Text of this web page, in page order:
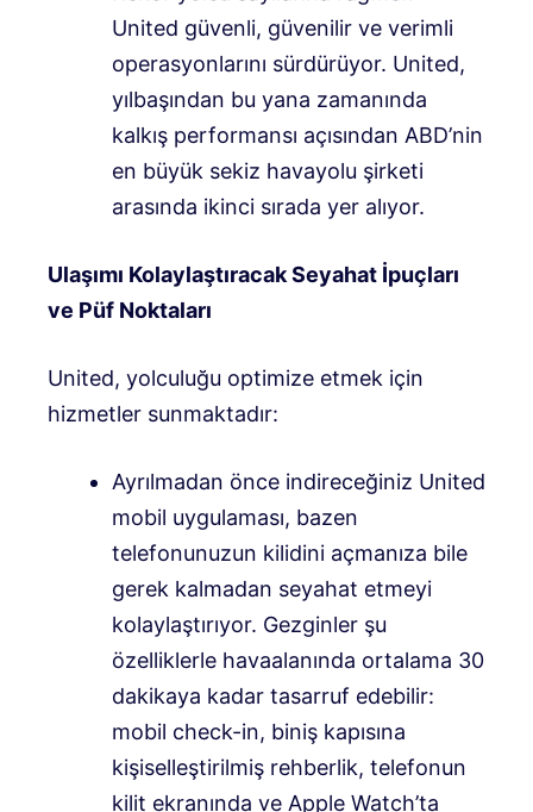
United güvenli, güvenilir ve verimli
operasyonlarını sürdürüyor. United,
yılbaşından bu yana zamanında
kalkış performansı açısından ABD’nin
en büyük sekiz havayolu şirketi
arasında ikinci sırada yer alıyor.
Ulaşımı Kolaylaştıracak Seyahat İpuçları
ve Püf Noktaları
United, yolculuğu optimize etmek için
hizmetler sunmaktadır:
Ayrılmadan önce indireceğiniz United
mobil uygulaması, bazen
telefonunuzun kilidini açmanıza bile
gerek kalmadan seyahat etmeyi
kolaylaştırıyor. Gezginler şu
özelliklerle havaalanında ortalama 30
dakikaya kadar tasarruf edebilir:
mobil check-in, biniş kapısına
kişiselleştirilmiş rehberlik, telefonun
kilit ekranında ve Apple Watch’ta